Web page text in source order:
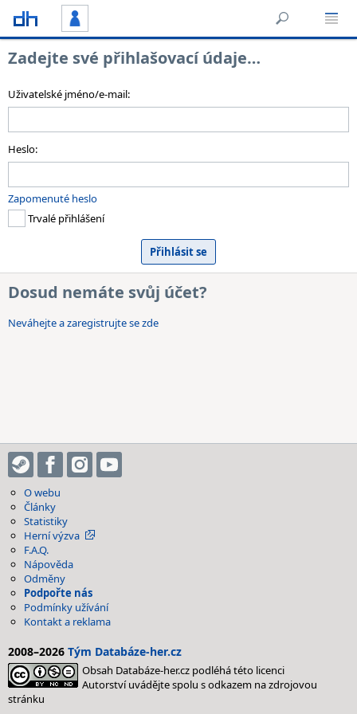
Zadejte své přihlašovací údaje…
Uživatelské jméno/e-mail:
Heslo:
Zapomenuté heslo
Trvalé přihlášení
Dosud nemáte svůj účet?
Neváhejte a zaregistrujte se zde
O webu
Články
Statistiky
Herní výzva
F.A.Q.
Nápověda
Odměny
Podpořte nás
Podmínky užívání
Kontakt a reklama
2008–2026 Tým Databáze-her.cz
Obsah Databáze-her.cz podléhá této licenci
Autorství uvádějte spolu s odkazem na zdrojovou
stránku